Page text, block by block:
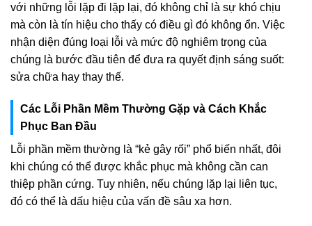
với những lỗi lặp đi lặp lại, đó không chỉ là sự khó chịu
mà còn là tín hiệu cho thấy có điều gì đó không ổn. Việc
nhận diện đúng loại lỗi và mức độ nghiêm trọng của
chúng là bước đầu tiên để đưa ra quyết định sáng suốt:
sửa chữa hay thay thế.
Các Lỗi Phần Mềm Thường Gặp và Cách Khắc
Phục Ban Đầu
Lỗi phần mềm thường là “kẻ gây rối” phổ biến nhất, đôi
khi chúng có thể được khắc phục mà không cần can
thiệp phần cứng. Tuy nhiên, nếu chúng lặp lại liên tục,
đó có thể là dấu hiệu của vấn đề sâu xa hơn.